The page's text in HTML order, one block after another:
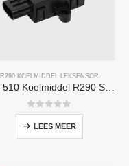
R290 KOELMIDDEL LEKSENSOR
ZRT510 Koelmiddel R290 Sensor Module-High-performance NDIR-koelmiddelsensor
0Van de 5
LEES MEER